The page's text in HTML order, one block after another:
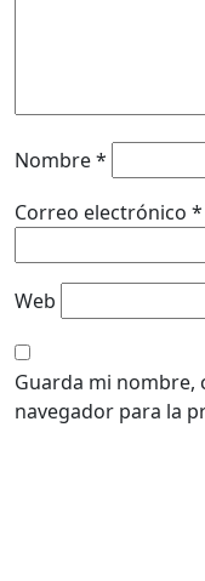
Nombre*
Correo electrónico *
Web
Guarda mi nombre,
navegador para la